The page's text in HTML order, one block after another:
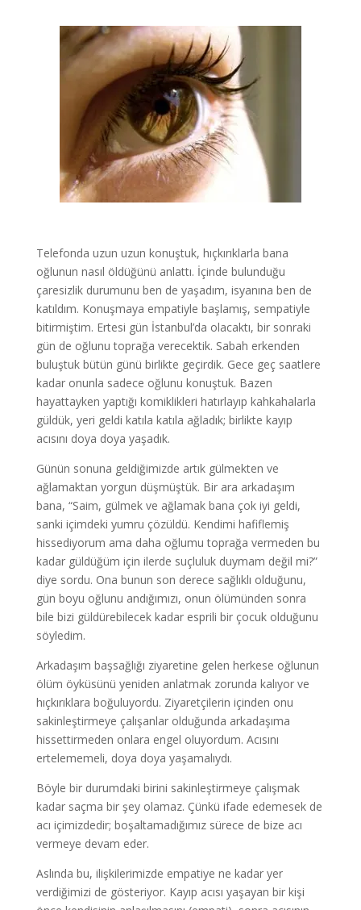
Telefonda uzun uzun konuştuk, hıçkırıklarla bana
oğlunun nasıl öldüğünü anlattı. İçinde bulunduğu
çaresizlik durumunu ben de yaşadım, isyanına ben de
katıldım. Konuşmaya empatiyle başlamış, sempatiyle
bitirmiştim. Ertesi gün İstanbul’da olacaktı, bir sonraki
gün de oğlunu toprağa verecektik. Sabah erkenden
buluştuk bütün günü birlikte geçirdik. Gece geç saatlere
kadar onunla sadece oğlunu konuştuk. Bazen
hayattayken yaptığı komiklikleri hatırlayıp kahkahalarla
güldük, yeri geldi katıla katıla ağladık; birlikte kayıp
acısını doya doya yaşadık.
Günün sonuna geldiğimizde artık gülmekten ve
ağlamaktan yorgun düşmüştük. Bir ara arkadaşım
bana, “Saim, gülmek ve ağlamak bana çok iyi geldi,
sanki içimdeki yumru çözüldü. Kendimi hafiflemiş
hissediyorum ama daha oğlumu toprağa vermeden bu
kadar güldüğüm için ilerde suçluluk duymam değil mi?”
diye sordu. Ona bunun son derece sağlıklı olduğunu,
gün boyu oğlunu andığımızı, onun ölümünden sonra
bile bizi güldürebilecek kadar esprili bir çocuk olduğunu
söyledim.
Arkadaşım başsağlığı ziyaretine gelen herkese oğlunun
ölüm öyküsünü yeniden anlatmak zorunda kalıyor ve
hıçkırıklara boğuluyordu. Ziyaretçilerin içinden onu
sakinleştirmeye çalışanlar olduğunda arkadaşıma
hissettirmeden onlara engel oluyordum. Acısını
ertelememeli, doya doya yaşamalıydı.
Böyle bir durumdaki birini sakinleştirmeye çalışmak
kadar saçma bir şey olamaz. Çünkü ifade edemesek de
acı içimizdedir; boşaltamadığımız sürece de bize acı
vermeye devam eder.
Aslında bu, ilişkilerimizde empatiye ne kadar yer
verdiğimizi de gösteriyor. Kayıp acısı yaşayan bir kişi